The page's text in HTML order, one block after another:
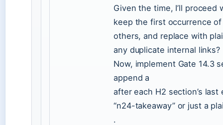
Given the time, I’ll
keep the first occurrence of
others, and replace with
any duplicate internal
Now, implement Gate 14.3
append a
after each H2 section’s last
“n24-takeaway” or just a
.